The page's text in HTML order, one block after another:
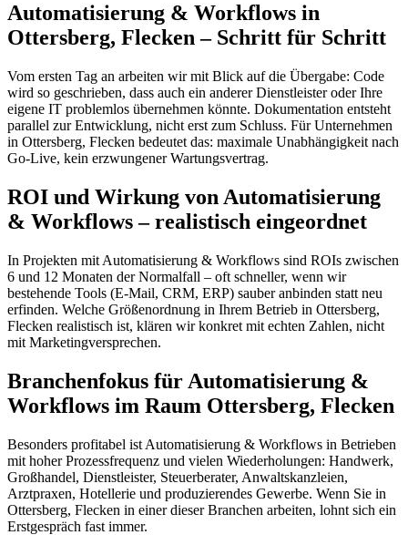
Automatisierung & Workflows in
Ottersberg, Flecken – Schritt für Schritt
Vom ersten Tag an arbeiten wir mit Blick auf die Übergabe: Code
wird so geschrieben, dass auch ein anderer Dienstleister oder Ihre
eigene IT problemlos übernehmen könnte. Dokumentation entsteht
parallel zur Entwicklung, nicht erst zum Schluss. Für Unternehmen
in Ottersberg, Flecken bedeutet das: maximale Unabhängigkeit nach
Go-Live, kein erzwungener Wartungsvertrag.
ROI und Wirkung von Automatisierung
& Workflows – realistisch eingeordnet
In Projekten mit Automatisierung & Workflows sind ROIs zwischen
6 und 12 Monaten der Normalfall – oft schneller, wenn wir
bestehende Tools (E-Mail, CRM, ERP) sauber anbinden statt neu
erfinden. Welche Größenordnung in Ihrem Betrieb in Ottersberg,
Flecken realistisch ist, klären wir konkret mit echten Zahlen, nicht
mit Marketingversprechen.
Branchenfokus für Automatisierung &
Workflows im Raum Ottersberg, Flecken
Besonders profitabel ist Automatisierung & Workflows in Betrieben
mit hoher Prozessfrequenz und vielen Wiederholungen: Handwerk,
Großhandel, Dienstleister, Steuerberater, Anwaltskanzleien,
Arztpraxen, Hotellerie und produzierendes Gewerbe. Wenn Sie in
Ottersberg, Flecken in einer dieser Branchen arbeiten, lohnt sich ein
Erstgespräch fast immer.